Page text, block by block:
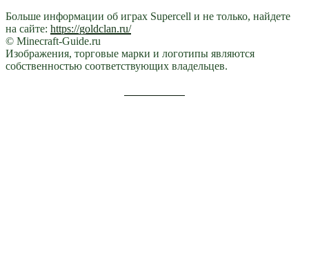
Больше информации об играх Supercell и не только, найдете
на сайте: https://goldclan.ru/
© Minecraft-Guide.ru
Изображения, торговые марки и логотипы являются
собственностью соответствующих владельцев.